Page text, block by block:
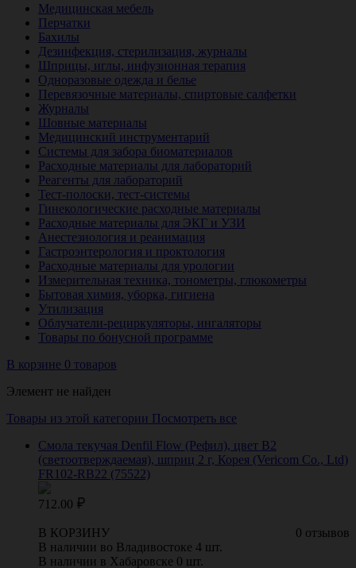
Медицинская мебель
Перчатки
Бахилы
Дезинфекция, стерилизация, журналы
Шприцы, иглы, инфузионная терапия
Одноразовые одежда и белье
Перевязочные материалы, спиртовые салфетки
Журналы
Шовные материалы
Медицинский инструментарий
Системы для забора биоматериалов
Расходные материалы для лабораторий
Реагенты для лабораторий
Тест-полоски, тест-системы
Гинекологические расходные материалы
Расходные материалы для ЭКГ и УЗИ
Анестезиология и реанимация
Гастроэнтерология и проктология
Расходные материалы для урологии
Измерительная техника, тонометры, глюкометры
Бытовая химия, уборка, гигиена
Утилизация
Облучатели-рециркуляторы, ингаляторы
Товары по бонусной программе
В корзине 0 товаров
Элемент не найден
Товары из этой категории Посмотреть все
Смола текучая Denfil Flow (Рефил), цвет B2
(светоотверждаемая), шприц 2 г, Корея (Vericom Co., Ltd)
FR102-RB22 (75522)
712.00
0 отзывов
В КОРЗИНУ
В наличии во Владивостоке 4 шт.
В наличии в Хабаровске 0 шт.